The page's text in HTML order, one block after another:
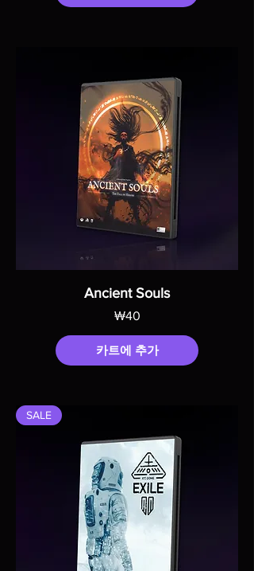
Ancient Souls
가격
₩40
카트에 추가
SALE